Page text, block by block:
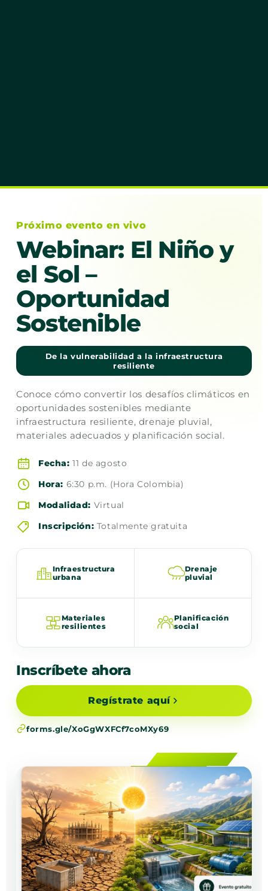
Próximo evento en vivo
Webinar: El Niño y
el Sol –
Oportunidad
Sostenible
De la vulnerabilidad a la infraestructura
resiliente
Conoce cómo convertir los desafíos climáticos en
oportunidades sostenibles mediante
infraestructura resiliente, drenaje pluvial,
materiales adecuados y planificación social.
Fecha: 11 de agosto
Hora: 6:30 p.m. (Hora Colombia)
Modalidad: Virtual
Inscripción: Totalmente gratuita
Infraestructura
urbana
Drenaje
pluvial
Materiales
resilientes
Planificación
social
Inscríbete ahora
Regístrate aquí
forms.gle/XoGgWXFCf7coMXy69